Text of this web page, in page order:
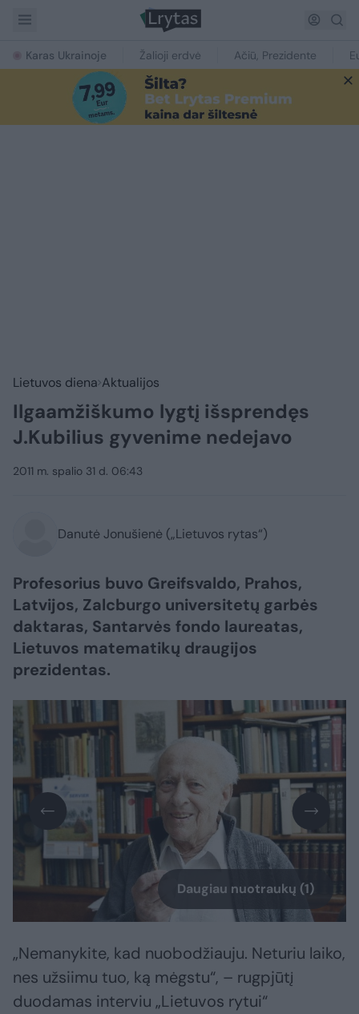
Karas Ukrainoje Žalioji erdvė Ačiū, Prezidente
Lietuvos diena Aktualijos
Ilgaamžiškumo lygtį išsprendęs
J.Kubilius gyvenime nedejavo
2011 m. spalio 31 d. 06:43
Danutė Jonušienė („Lietuvos rytas“)
Profesorius buvo Greifsvaldo, Prahos,
Latvijos, Zalcburgo universitetų garbės
daktaras, Santarvės fondo laureatas,
Lietuvos matematikų draugijos
prezidentas.
Daugiau nuotraukų (1)
„Nemanykite, kad nuobodžiauju. Neturiu laiko,
nes užsiimu tuo, ką mėgstu“, – rugpjūtį
duodamas interviu „Lietuvos rytui“